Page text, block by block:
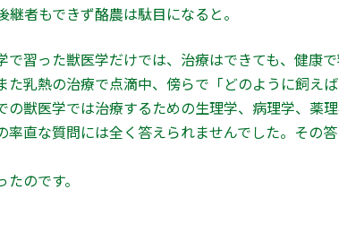
者もできず酪農は駄目になると。
で習った獣医学だけでは、治療はできても、健康
た乳熱の治療で点滴中、傍らで「どのように飼え
の獣医学では治療するための生理学、病理学、薬
直な質問には全く答えられませんでした。その
のです。